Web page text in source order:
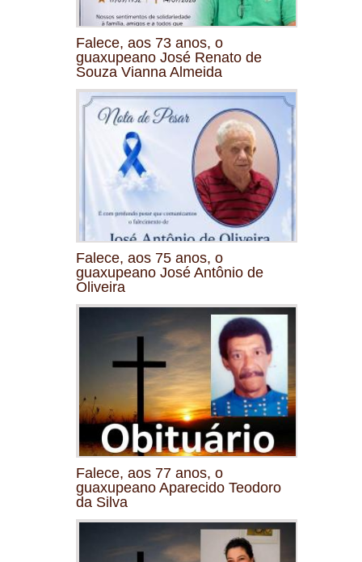
Falece, aos 73 anos, o
guaxupeano José Renato de
Souza Vianna Almeida
Falece, aos 75 anos, o
guaxupeano José Antônio de
Oliveira
Falece, aos 77 anos, o
guaxupeano Aparecido Teodoro
da Silva